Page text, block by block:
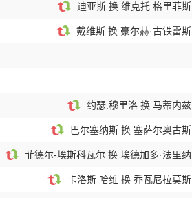
迪亚斯 换 维克托 格里菲斯
戴维斯 换 豪尔赫·古铁雷斯
约瑟.穆里洛 换 马蒂内兹
巴尔塞纳斯 换 塞萨尔奥古斯
菲德尔-埃斯科瓦尔 换 埃德加多·法里纳
卡洛斯 哈维 换 乔瓦尼拉莫斯